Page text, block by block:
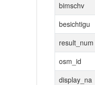
bimschv
besichtigu
result_num
osm_id
display_na